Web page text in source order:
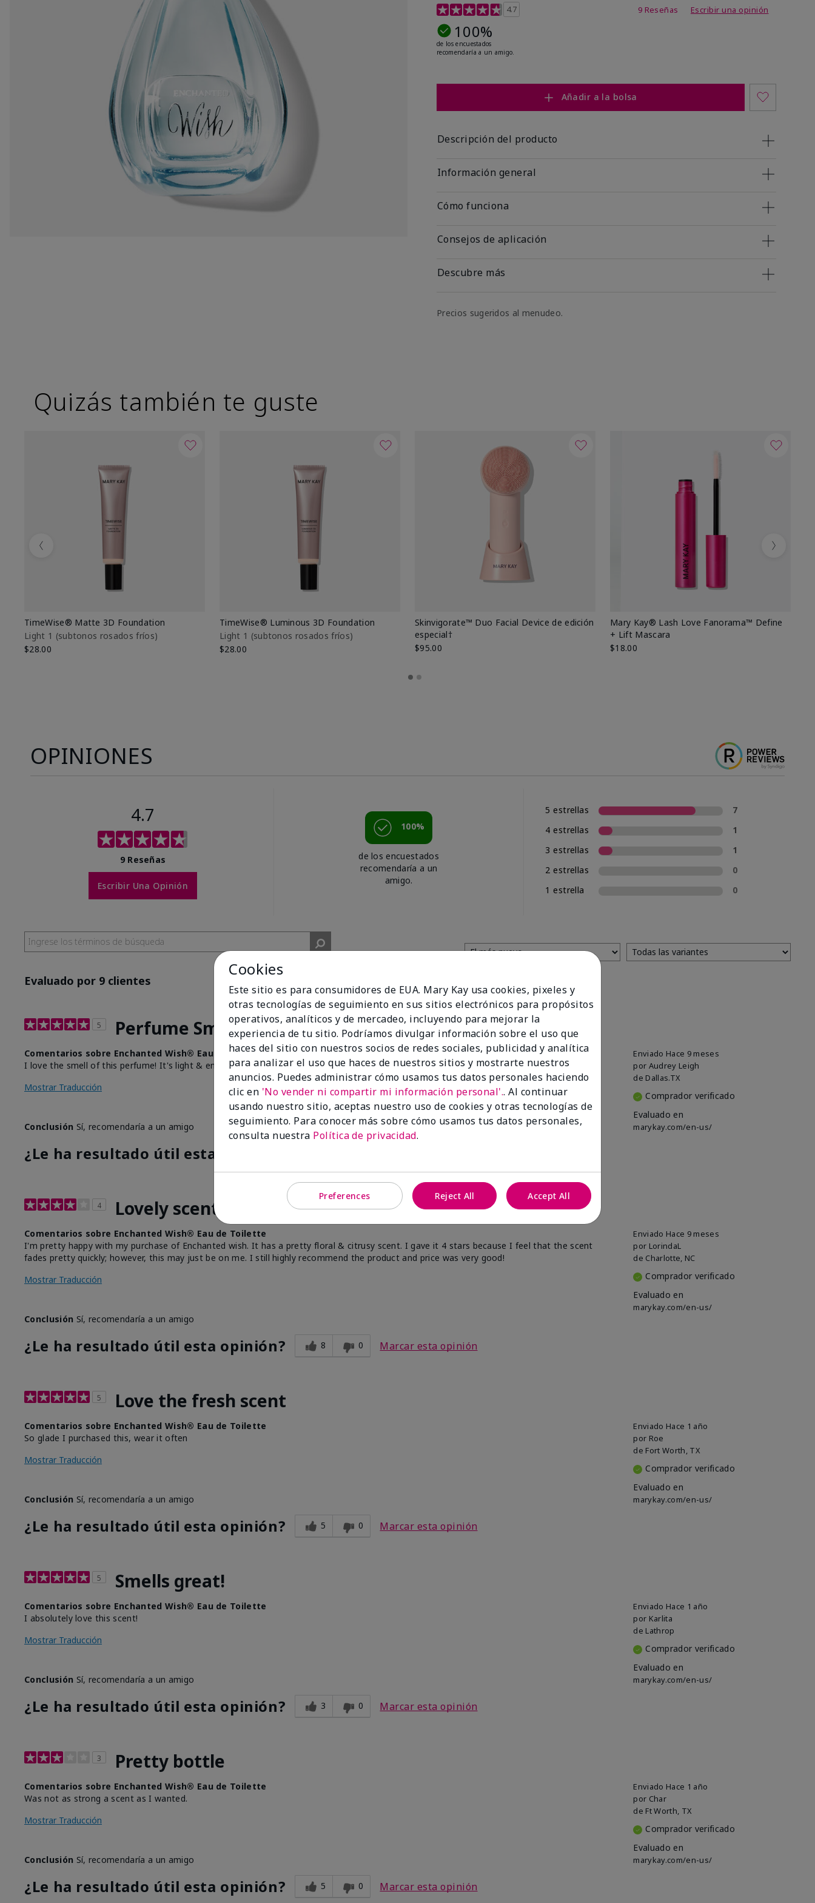
Calificación de clientes de 5 de 5
4.7 9 Reseñas Escribir una opinión
100%
de los encuestados
recomendaría a un amigo.
Añadir a la bolsa
Descripción del producto
Información general
Cómo funciona
Consejos de aplicación
Descubre más
Precios sugeridos al menudeo.
Quizás también te guste
TimeWise® Matte 3D Foundation
Light 1​ (subtonos rosados fríos)
$28.00
TimeWise® Luminous 3D Foundation
Light 1​ (subtonos rosados fríos)
$28.00
Skinvigorate™ Duo Facial Device de edición
especial†
$95.00
Mary Kay® Lash Love Fanorama™ Define
+ Lift Mascara
$18.00
Previous Next
OPINIONES
4.7
9 Reseñas
Escribir Una Opinión
100%
de los encuestados
recomendaría a un
amigo.
5 estrellas
7
4 estrellas
1
3 estrellas
1
2 estrellas
0
1 estrella
0
Evaluado por 9 clientes
5 Perfume Smells Delicious
Enviado Hace 9 meses
por Audrey Leigh
de Dallas.TX
Comprador verificado
Evaluado en
marykay.com/en-us/
Comentarios sobre Enchanted Wish® Eau de Toilette
I love the smell of this perfume! It's light & enchanted!
Mostrar Traducción
Conclusión Sí, recomendaría a un amigo
¿Le ha resultado útil esta opinión?
4 Lovely scent
Enviado Hace 9 meses
por LorindaL
de Charlotte, NC
Comprador verificado
Evaluado en
marykay.com/en-us/
Comentarios sobre Enchanted Wish® Eau de Toilette
I'm pretty happy with my purchase of Enchanted wish. It has a pretty floral & citrusy scent. I gave it 4 stars because I feel that the scent
fades pretty quickly; however, this may just be on me. I still highly recommend the product and price was very good!
Mostrar Traducción
Conclusión Sí, recomendaría a un amigo
¿Le ha resultado útil esta opinión? 8 0 Marcar esta opinión
5 Love the fresh scent
Enviado Hace 1 año
por Roe
de Fort Worth, TX
Comprador verificado
Evaluado en
marykay.com/en-us/
Comentarios sobre Enchanted Wish® Eau de Toilette
So glade I purchased this, wear it often
Mostrar Traducción
Conclusión Sí, recomendaría a un amigo
¿Le ha resultado útil esta opinión? 5 0 Marcar esta opinión
5 Smells great!
Enviado Hace 1 año
por Karlita
de Lathrop
Comprador verificado
Evaluado en
marykay.com/en-us/
Comentarios sobre Enchanted Wish® Eau de Toilette
I absolutely love this scent!
Mostrar Traducción
Conclusión Sí, recomendaría a un amigo
¿Le ha resultado útil esta opinión? 3 0 Marcar esta opinión
3 Pretty bottle
Enviado Hace 1 año
por Char
de Ft Worth, TX
Comprador verificado
Evaluado en
marykay.com/en-us/
Comentarios sobre Enchanted Wish® Eau de Toilette
Was not as strong a scent as I wanted.
Mostrar Traducción
Conclusión Sí, recomendaría a un amigo
¿Le ha resultado útil esta opinión? 5 0 Marcar esta opinión
Cookies
Este sitio es para consumidores de EUA. Mary Kay usa cookies, pixeles y
otras tecnologías de seguimiento en sus sitios electrónicos para propósitos
operativos, analíticos y de mercadeo, incluyendo para mejorar la
experiencia de tu sitio. Podríamos divulgar información sobre el uso que
haces del sitio con nuestros socios de redes sociales, publicidad y analítica
para analizar el uso que haces de nuestros sitios y mostrarte nuestros
anuncios. Puedes administrar cómo usamos tus datos personales haciendo
clic en 'No vender ni compartir mi información personal'.. Al continuar
usando nuestro sitio, aceptas nuestro uso de cookies y otras tecnologías de
seguimiento. Para conocer más sobre cómo usamos tus datos personales,
consulta nuestra Política de privacidad.
Preferences Reject All Accept All